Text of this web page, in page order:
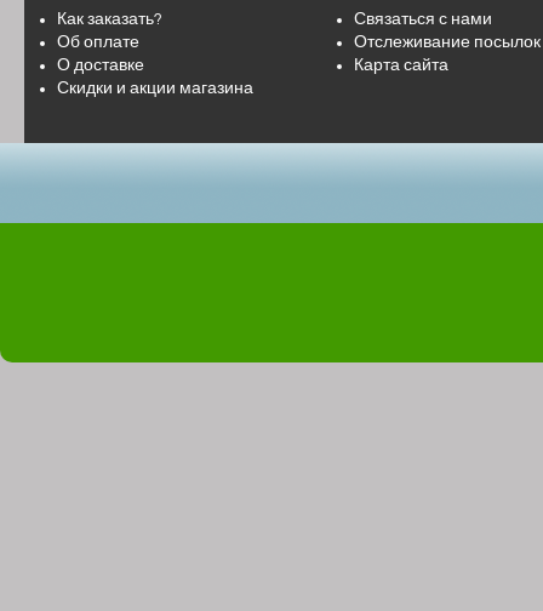
Как заказать?
Об оплате
О доставке
Скидки и акции магазина
Связаться с нами
Отслеживание посылок
Карта сайта